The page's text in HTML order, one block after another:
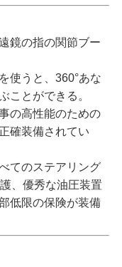
鏡の指の関節ブー
使うと、360°あな
ことができる。
の高性能のための
確装備されてい
てのステアリング
、優秀な油圧装置
低限の保険が装備